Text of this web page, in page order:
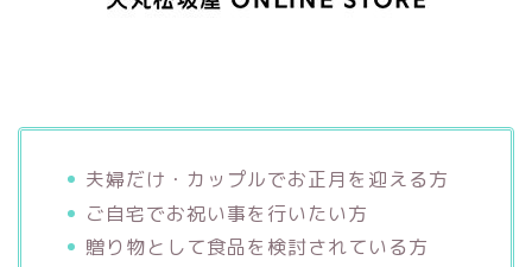
夫婦だけ・カップルでお正月を迎える方
ご自宅でお祝い事を行いたい方
贈り物として食品を検討されている方